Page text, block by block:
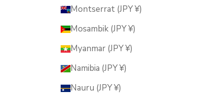
Montserrat (JPY ¥)
Mosambik (JPY ¥)
Myanmar (JPY ¥)
Namibia (JPY ¥)
Nauru (JPY ¥)